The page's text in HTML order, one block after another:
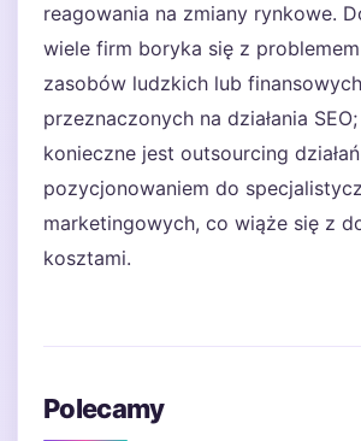
reagowania na zmiany rynkowe.
wiele firm boryka się z
zasobów ludzkich lub finansowych
przeznaczonych na działania
konieczne jest outsourcing
pozycjonowaniem do
marketingowych, co wiąże się z
kosztami.
Polecamy